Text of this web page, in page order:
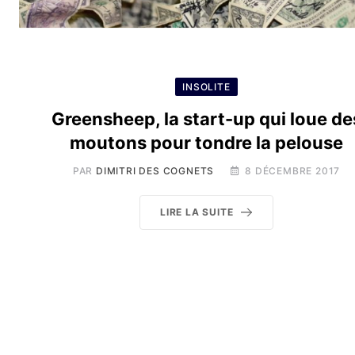
INSOLITE
Greensheep, la start-up qui loue
moutons pour tondre la pelouse
PAR DIMITRI DES COGNETS 8 DÉCEMBRE 2017
LIRE LA SUITE